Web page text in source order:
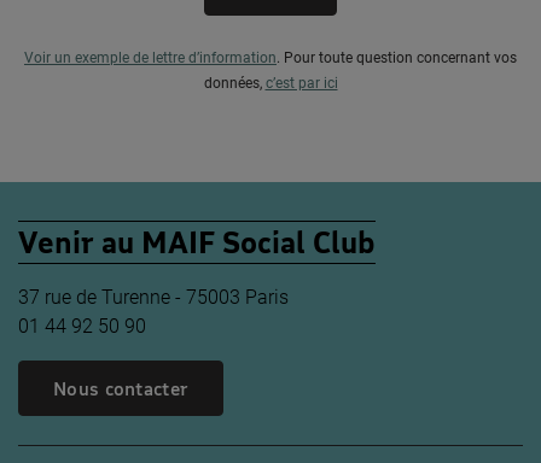
Voir un exemple de lettre d’information. Pour toute question concernant vos
données, c’est par ici
Venir au MAIF Social Club
37 rue de Turenne - 75003 Paris
01 44 92 50 90
Nous contacter